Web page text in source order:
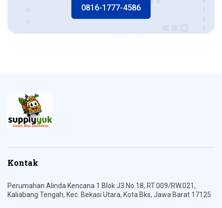
0816-1777-4586
Kontak
Perumahan Alinda Kencana 1 Blok J3 No.18, RT.009/RW.021,
Kaliabang Tengah, Kec. Bekasi Utara, Kota Bks, Jawa Barat 17125